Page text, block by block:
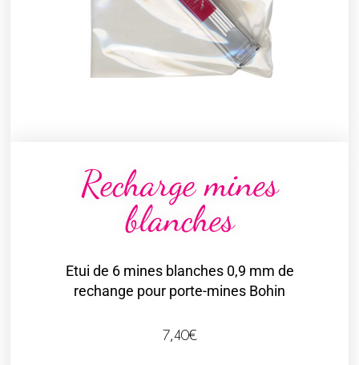
Recharge mines
blanches
Etui de 6 mines blanches 0,9 mm de
rechange pour porte-mines Bohin
7,40€